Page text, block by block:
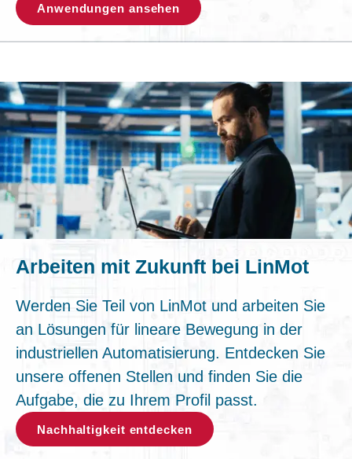
Anwendungen ansehen
Arbeiten mit Zukunft bei LinMot
Werden Sie Teil von LinMot und arbeiten Sie
an Lösungen für lineare Bewegung in der
industriellen Automatisierung. Entdecken Sie
unsere offenen Stellen und finden Sie die
Aufgabe, die zu Ihrem Profil passt.
Nachhaltigkeit entdecken